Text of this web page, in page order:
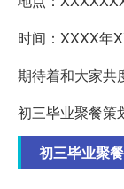
时间：XXXX年
期待着和大家共
初三毕业聚餐策
初三毕业聚